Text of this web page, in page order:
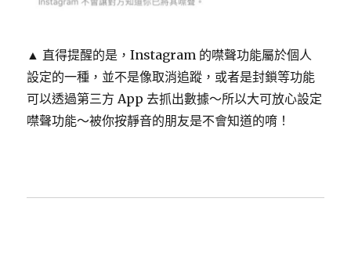
▲ 直得提醒的是，Instagram 的噤聲功能屬於個人
設定的一種，並不是像取消追蹤，或者是封鎖等功能
可以透過第三方 App 去抓出數據～所以大可放心設定
噤聲功能～被你按靜音的朋友是不會知道的唷！